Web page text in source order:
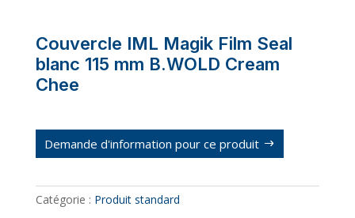
Couvercle IML Magik Film Seal
blanc 115 mm B.WOLD Cream
Chee
Demande d'information pour ce produit
Catégorie : Produit standard